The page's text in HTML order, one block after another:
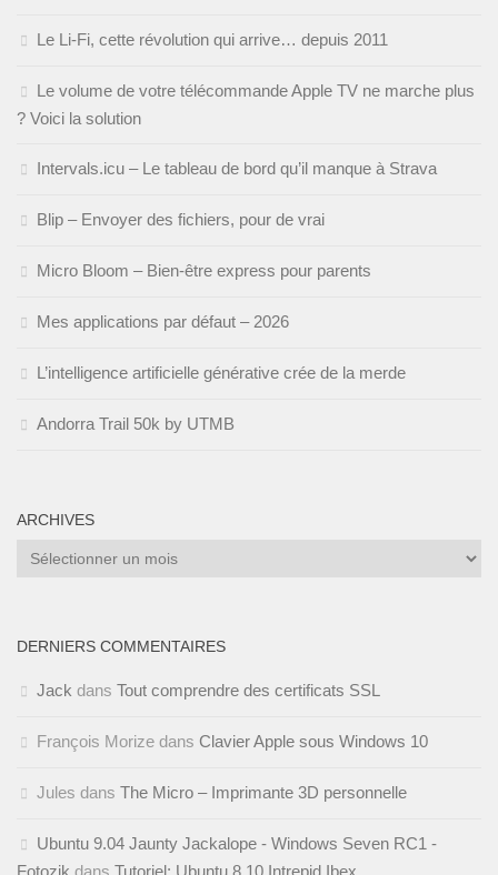
Le Li-Fi, cette révolution qui arrive… depuis 2011
Le volume de votre télécommande Apple TV ne marche plus
? Voici la solution
Intervals.icu – Le tableau de bord qu’il manque à Strava
Blip – Envoyer des fichiers, pour de vrai
Micro Bloom – Bien-être express pour parents
Mes applications par défaut – 2026
L’intelligence artificielle générative crée de la merde
Andorra Trail 50k by UTMB
ARCHIVES
Archives
DERNIERS COMMENTAIRES
Jack dans Tout comprendre des certificats SSL
François Morize dans Clavier Apple sous Windows 10
Jules dans The Micro – Imprimante 3D personnelle
Ubuntu 9.04 Jaunty Jackalope - Windows Seven RC1 -